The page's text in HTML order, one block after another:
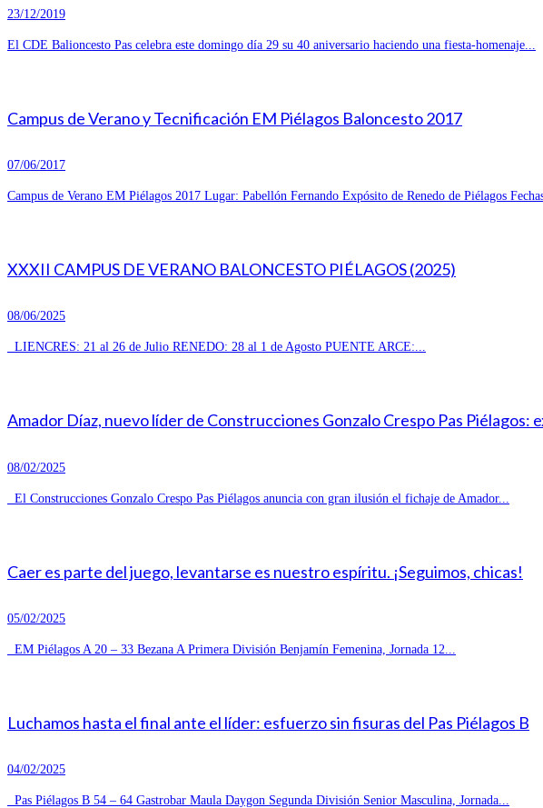
23/12/2019
El CDE Balioncesto Pas celebra este domingo día 29 su 40 aniversario haciendo una fiesta-homenaje...
Campus de Verano y Tecnificación EM Piélagos Baloncesto 2017
07/06/2017
Campus de Verano EM Piélagos 2017 Lugar: Pabellón Fernando Expósito de Renedo de Piélagos
XXXII CAMPUS DE VERANO BALONCESTO PIÉLAGOS (2025)
08/06/2025
LIENCRES: 21 al 26 de Julio RENEDO: 28 al 1 de Agosto PUENTE ARCE:...
Amador Díaz, nuevo líder de Construcciones Gonzalo Crespo Pas Piélagos:
08/02/2025
El Construcciones Gonzalo Crespo Pas Piélagos anuncia con gran ilusión el fichaje de Amador...
Caer es parte del juego, levantarse es nuestro espíritu. ¡Seguimos, chicas!
05/02/2025
EM Piélagos A 20 – 33 Bezana A Primera División Benjamín Femenina, Jornada 12...
Luchamos hasta el final ante el líder: esfuerzo sin fisuras del Pas Piélagos B
04/02/2025
Pas Piélagos B 54 – 64 Gastrobar Maula Daygon Segunda División Senior Masculina, Jornada...